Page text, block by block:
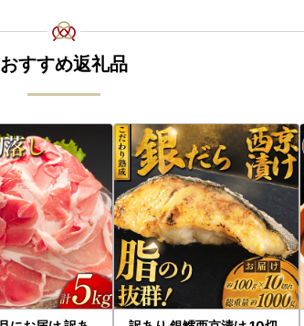
おすすめ返礼品